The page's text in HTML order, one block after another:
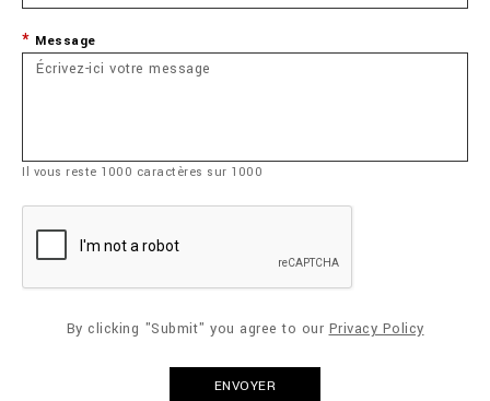
Message
Il vous reste 1000 caractères sur 1000
By clicking "Submit" you agree to our Privacy Policy